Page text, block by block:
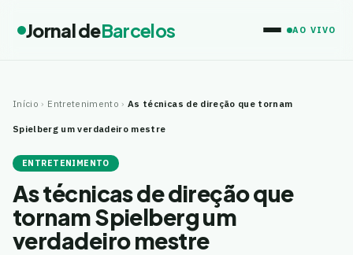
Jornal deBarcelos AO VIVO
Início › Entretenimento › As técnicas de direção que tornam
Spielberg um verdadeiro mestre
ENTRETENIMENTO
As técnicas de direção que
tornam Spielberg um
verdadeiro mestre